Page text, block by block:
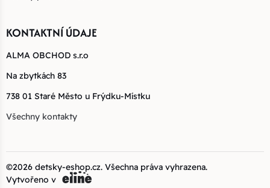
KONTAKTNÍ ÚDAJE
ALMA OBCHOD s.r.o
Na zbytkách 83
738 01 Staré Město u Frýdku-Místku
Všechny kontakty
©2026 detsky-eshop.cz. Všechna práva vyhrazena.
Vytvořeno v